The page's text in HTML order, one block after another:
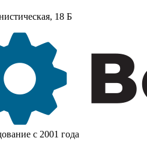
18 Б
с 2001 года